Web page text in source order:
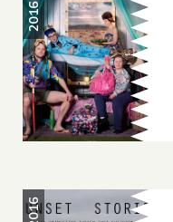
2016
2016